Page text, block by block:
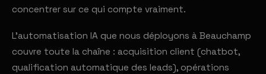
concentrer sur ce qui compte vraiment.
L'automatisation IA que nous déployons à Beauchamp
couvre toute la chaîne : acquisition client (chatbot,
qualification automatique des leads), opérations